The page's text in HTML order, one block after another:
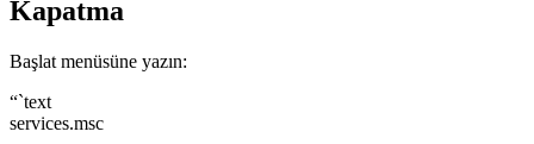
Kapatma
Başlat menüsüne yazın:
“`text
services.msc